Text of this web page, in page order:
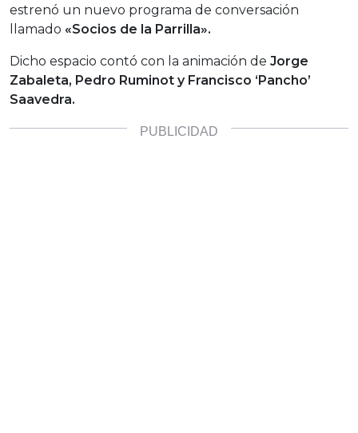
estrenó un nuevo programa de conversación
llamado «Socios de la Parrilla».
Dicho espacio contó con la animación de Jorge
Zabaleta, Pedro Ruminot y Francisco ‘Pancho’
Saavedra.